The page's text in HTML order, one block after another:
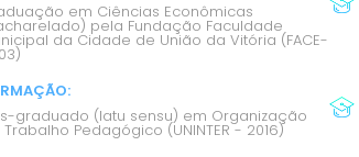
em Ciências Econômicas
pela Fundação Faculdade
da Cidade de União da Vitória (FACE-
:
graduado (latu sensu) em Organização
Pedagógico (UNINTER - 2016)